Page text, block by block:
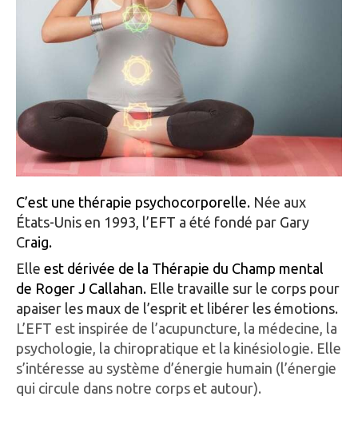
C’est une thérapie psychocorporelle. Née aux
États-Unis en 1993, l’EFT a été fondé par Gary
Craig.
Elle est dérivée de la Thérapie du Champ mental
de Roger J Callahan. Elle travaille sur le corps pour
apaiser les maux de l’esprit et libérer les émotions.
L’EFT est inspirée de l’acupuncture, la médecine, la
psychologie, la chiropratique et la kinésiologie. Elle
s’intéresse au système d’énergie humain (l’énergie
qui circule dans notre corps et autour).